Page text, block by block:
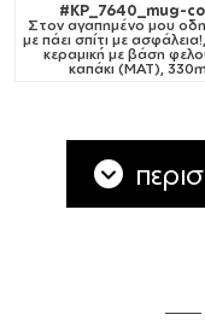
#KP_7640_mug-
Στον αγαπημένο μου
με πάει σπίτι με
κεραμική με βάση
καπάκι (ΜΑΤ),